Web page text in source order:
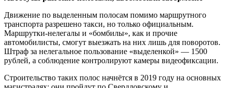
Движение по выделенным полосам помимо маршрутного
транспорта разрешено такси, но только официальным.
Маршрутки-нелегалы и «бомбилы», как и прочие
автомобилисты, смогут выезжать на них лишь для поворотов.
Штраф за нелегальное пользование «выделенкой» — 1500
рублей, а соблюдение контролируют камеры видеофиксации.
Строительство таких полос начнётся в 2019 году на основных